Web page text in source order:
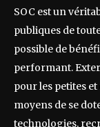
SOC est un
publiques de
possible de
performant.
pour les petites
moyens de se
technologies,